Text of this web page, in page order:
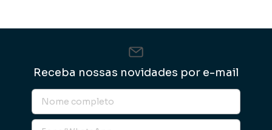
Receba nossas novidades por e-mail